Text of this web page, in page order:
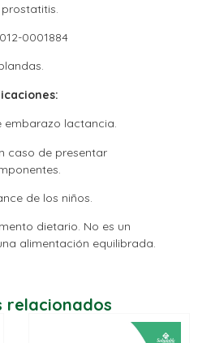
0001884
embarazo lactancia.
caso de presentar
de los niños.
dietario. No es un
alimentación equilibrada.
relacionados